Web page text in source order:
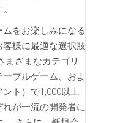
をお楽しみになる
様に最適な選択肢
まざまなカテゴリ
ーブルゲーム、およ
ト）で1,000以上
が一流の開発者に